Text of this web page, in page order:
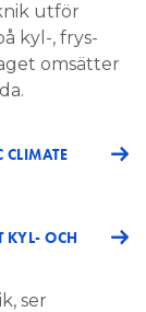
utför
kyl-, frys-
omsätter
KYL- OCH
ser